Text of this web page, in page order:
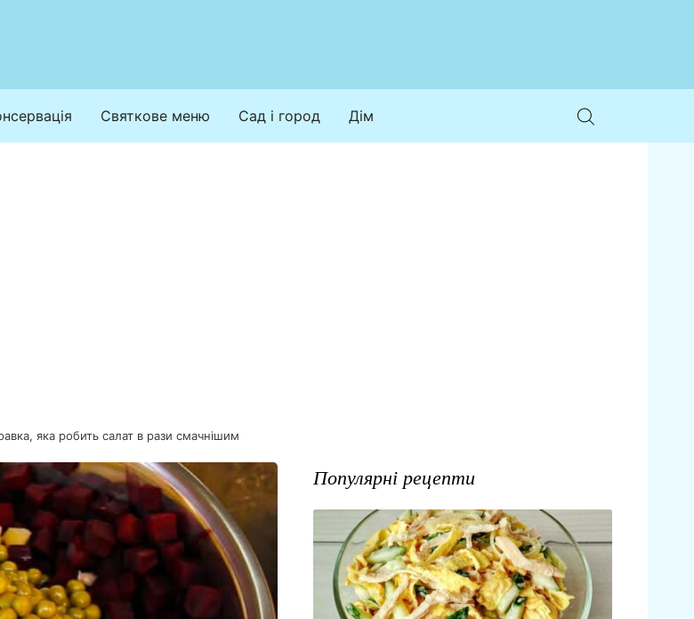
Святкове меню Сад і город Дім
яка робить салат в рази смачнішим
Популярні рецепти